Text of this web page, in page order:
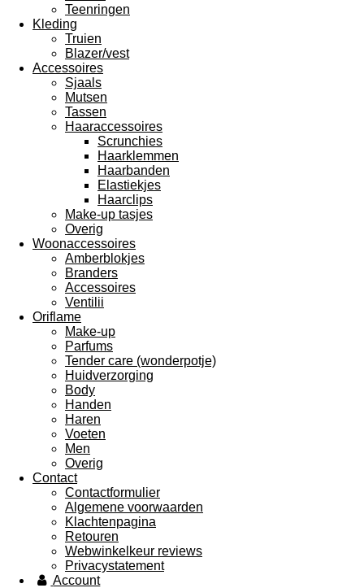
Teenringen
Kleding
Truien
Blazer/vest
Accessoires
Sjaals
Mutsen
Tassen
Haaraccessoires
Scrunchies
Haarklemmen
Haarbanden
Elastiekjes
Haarclips
Make-up tasjes
Overig
Woonaccessoires
Amberblokjes
Branders
Accessoires
Ventilii
Oriflame
Make-up
Parfums
Tender care (wonderpotje)
Huidverzorging
Body
Handen
Haren
Voeten
Men
Overig
Contact
Contactformulier
Algemene voorwaarden
Klachtenpagina
Retouren
Webwinkelkeur reviews
Privacystatement
Account